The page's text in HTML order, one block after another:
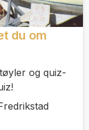
du om
og quiz-